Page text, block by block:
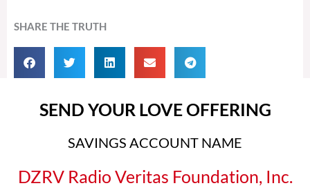
SHARE THE TRUTH
SEND YOUR LOVE OFFERING
SAVINGS ACCOUNT NAME
DZRV Radio Veritas Foundation, Inc.